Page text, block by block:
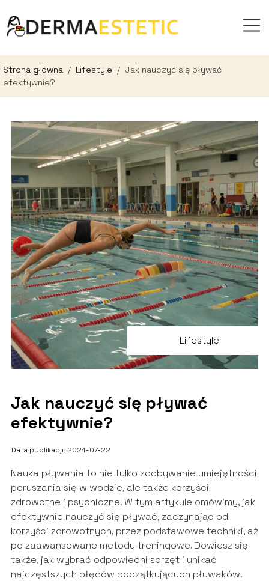
Strona główna / Lifestyle / Jak nauczyć się pływać
efektywnie?
Lifestyle
Jak nauczyć się pływać
efektywnie?
Data publikacji: 2024-07-22
Nauka pływania to nie tylko zdobywanie umiejętności
poruszania się w wodzie, ale także korzyści
zdrowotne i psychiczne. W tym artykule omówimy, jak
efektywnie nauczyć się pływać, zaczynając od
korzyści zdrowotnych, przez podstawowe techniki, aż
po zaawansowane metody treningowe. Dowiesz się
także, jak wybrać odpowiedni sprzęt i unikać
najczęstszych błędów początkujących pływaków.